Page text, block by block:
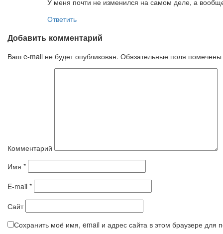
Ответить
Добавить комментарий
Ваш e-mail не будет опубликован. Обязательные поля помечены
Комментарий
Имя *
E-mail *
Сайт
Сохранить моё имя, email и адрес сайта в этом браузере